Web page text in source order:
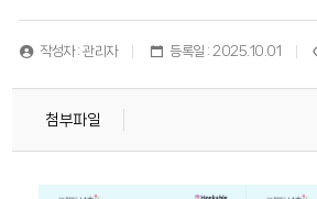
작성자 : 관리자 등록일 : 2025.10.01
첨부파일